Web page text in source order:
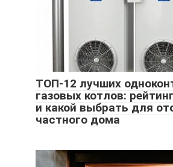
ТОП-12 лучших
газовых котлов:
и какой выбрать для
частного дома